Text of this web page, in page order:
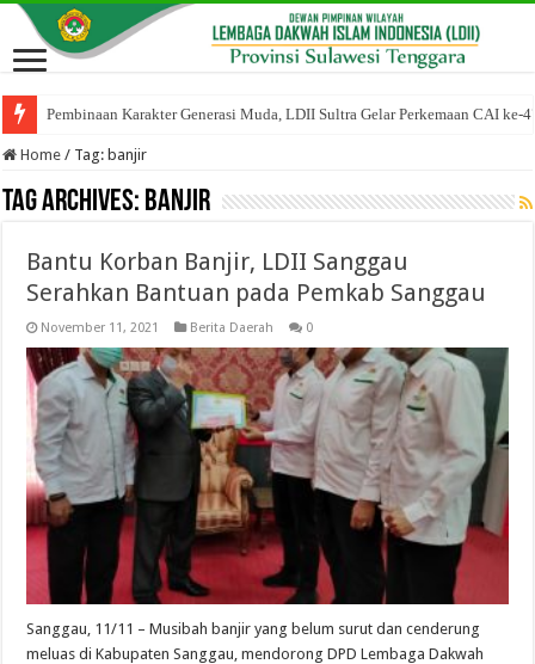
Pembinaan Karakter Generasi Muda, LDII Sultra Gelar Perkemaan CAI ke-
Home / Tag: banjir
Tag Archives: banjir
Bantu Korban Banjir, LDII Sanggau
Serahkan Bantuan pada Pemkab Sanggau
November 11, 2021 Berita Daerah 0
Sanggau, 11/11 – Musibah banjir yang belum surut dan cenderung
meluas di Kabupaten Sanggau, mendorong DPD Lembaga Dakwah